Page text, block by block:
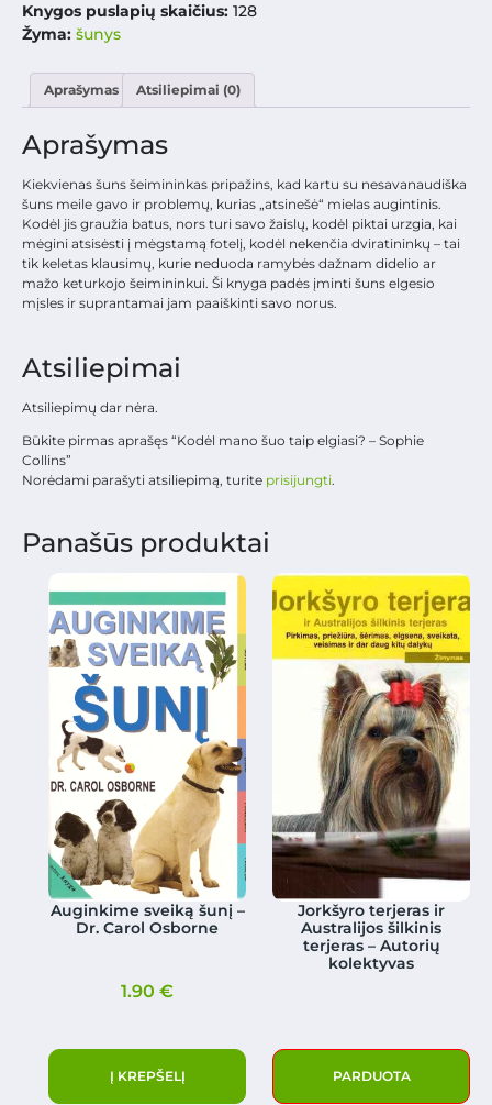
Knygos puslapių skaičius: 128
Žyma: šunys
Aprašymas Atsiliepimai (0)
Aprašymas
Kiekvienas šuns šeimininkas pripažins, kad kartu su nesavanaudiška
šuns meile gavo ir problemų, kurias „atsinešė“ mielas augintinis.
Kodėl jis graužia batus, nors turi savo žaislų, kodėl piktai urzgia, kai
mėgini atsisėsti į mėgstamą fotelį, kodėl nekenčia dviratininkų – tai
tik keletas klausimų, kurie neduoda ramybės dažnam didelio ar
mažo keturkojo šeimininkui. Ši knyga padės įminti šuns elgesio
mįsles ir suprantamai jam paaiškinti savo norus.
Atsiliepimai
Atsiliepimų dar nėra.
Būkite pirmas aprašęs “Kodėl mano šuo taip elgiasi? – Sophie
Collins”
Norėdami parašyti atsiliepimą, turite prisijungti.
Panašūs produktai
Auginkime sveiką šunį –
Dr. Carol Osborne
1.90€
Į KREPŠELĮ
Jorkšyro terjeras ir
Australijos šilkinis
terjeras – Autorių
kolektyvas
PARDUOTA